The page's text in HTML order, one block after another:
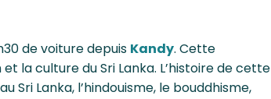
de voiture depuis Kandy. Cette
la culture du Sri Lanka. L’histoire de cette
Lanka, l’hindouisme, le bouddhisme,